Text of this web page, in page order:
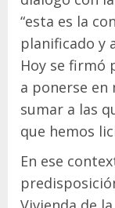
“esta es la
planificado y
Hoy se firmó
a ponerse en
sumar a las
que hemos
En ese